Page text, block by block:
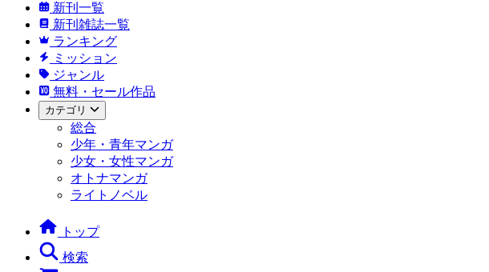
新刊一覧
新刊雑誌一覧
ランキング
ミッション
ジャンル
無料・セール作品
カテゴリ
総合
少年・青年マンガ
少女・女性マンガ
オトナマンガ
ライトノベル
トップ
検索